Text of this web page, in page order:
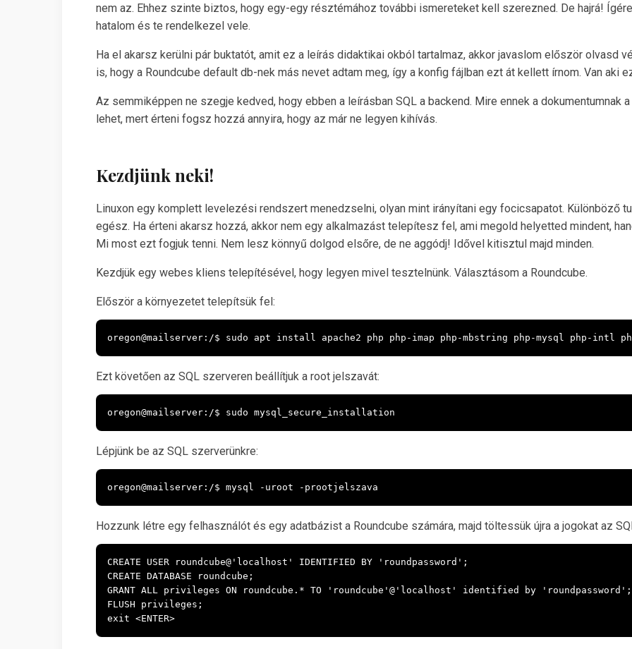
nem az. Ehhez szinte biztos, hogy egy-egy résztémához további ismereteket kell szerezned. De hajrá!
hatalom és te rendelkezel vele.
Ha el akarsz kerülni pár buktatót, amit ez a leírás didaktikai okból tartalmaz, akkor javaslom először olvasd
is, hogy a Roundcube default db-nek más nevet adtam meg, így a konfig fájlban ezt át kellett írnom. Van aki
Az semmiképpen ne szegje kedved, hogy ebben a leírásban SQL a backend. Mire ennek a dokumentumnak
lehet, mert érteni fogsz hozzá annyira, hogy az már ne legyen kihívás.
Kezdjünk neki!
Linuxon egy komplett levelezési rendszert menedzselni, olyan mint irányítani egy focicsapatot. Különböző
egész. Ha érteni akarsz hozzá, akkor nem egy alkalmazást telepítesz fel, ami megold helyetted mindent,
Mi most ezt fogjuk tenni. Nem lesz könnyű dolgod elsőre, de ne aggódj! Idővel kitisztul majd minden.
Kezdjük egy webes kliens telepítésével, hogy legyen mivel tesztelnünk. Választásom a Roundcube.
Először a környezetet telepítsük fel:
oregon@mailserver:/$ sudo apt install apache2 php php-imap php-mbstring php-mysql php-intl
Ezt követően az SQL szerveren beállítjuk a root jelszavát:
oregon@mailserver:/$ sudo mysql_secure_installation
Lépjünk be az SQL szerverünkre:
oregon@mailserver:/$ mysql -uroot -prootjelszava
Hozzunk létre egy felhasználót és egy adatbázist a Roundcube számára, majd töltessük újra a jogokat az
CREATE USER roundcube@'localhost' IDENTIFIED BY 'roundpassword';
CREATE DATABASE roundcube;
GRANT ALL privileges ON roundcube.* TO 'roundcube'@'localhost' identified by 'roundpassword';
FLUSH privileges;
exit <ENTER>